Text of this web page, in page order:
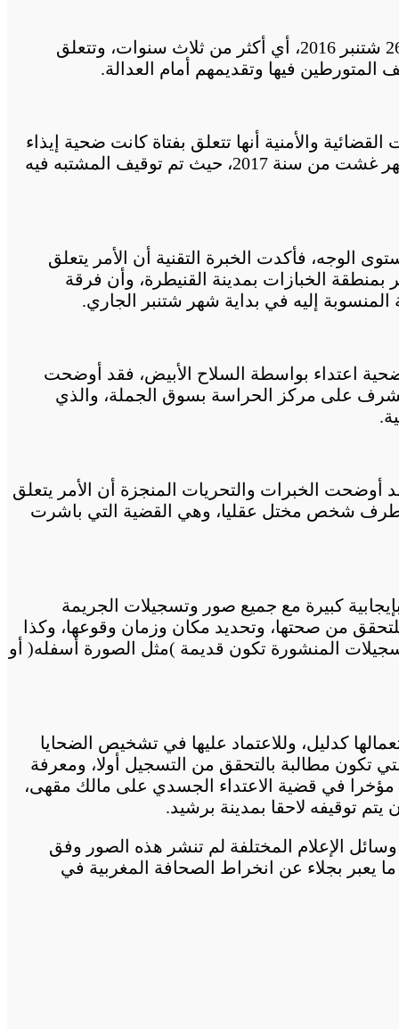
أما الصورة الثالثة التي توثق لجروح بادية على مستوى الجزء العلوي من جسد سيدة، فقد نشرت لأول مرة في 26 شتنبر 2016، أي أكثر من ثلاث سنوات، وتتعلق
فيها وتقديمهم أمام العدالة.
والأمنية أنها تتعلق بفتاة كانت ضحية إيذاء
عمدي من طرف شخص يرتبط معها بعلاقة غير شرعية، وهي القضية التي عالجتها مصالح ولاية أمن فاس في شهر غشت من سنة 2017، حيث تم توقيف المشتبه فيه
فأكدت الخبرة التقنية أن الأمر يتعلق
بدافع السرقة، ارتكبها قاصر يبلغ من العمر 15 سنة في حق تاجر بمنطقة الخبازات بمدينة القنيطرة، وأن فرقة
المنسوبة إليه في بداية شهر شتنبر الجاري.
اعتداء بواسطة السلاح الأبيض، فقد أوضحت
صورة تعود لشهر يناير 2016، وتتعلق بضابط أمن كان يشرف على مركز الحراسة بسوق الجملة، والذي
الخبرات والتحريات المنجزة أن الأمر يتعلق
خسائر مادية مقرونة بإيذاء عمدي، تعرض لها سائق حافلة بمدينة القنيطرة في 24 يونيو 2017 من طرف شخص مختل عقليا، وهي القضية التي باشرت
كبيرة مع جميع صور وتسجيلات الجريمة
من صحتها، وتحديد مكان وزمان وقوعها، وكذا
المنشورة تكون قديمة )مثل الصورة أسفله( أو
كدليل، وللاعتماد عليها في تشخيص الضحايا
تكون مطالبة بالتحقق من التسجيل أولا، ومعرفة
مؤخرا في قضية الاعتداء الجسدي على مالك مقهى،
توقيفه لاحقا بمدينة برشيد.
الإعلام المختلفة لم تنشر هذه الصور وفق
يعبر بجلاء عن انخراط الصحافة المغربية في